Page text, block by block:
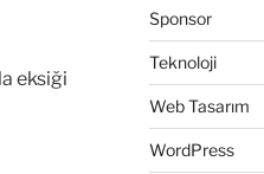
eksiği
Sponsor
Teknoloji
Web Tasarım
WordPress